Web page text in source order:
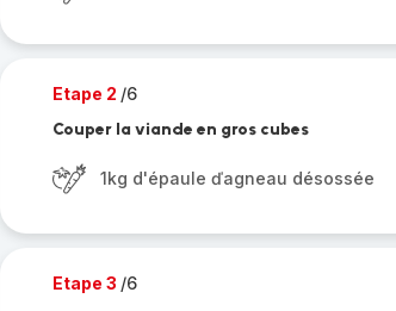
Etape 2 /6
Couper la viande en gros cubes
1kg d'épaule ďagneau désossée
Etape 3 /6